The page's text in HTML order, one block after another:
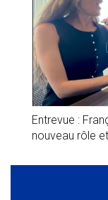
Entrevue :
nouveau rôle